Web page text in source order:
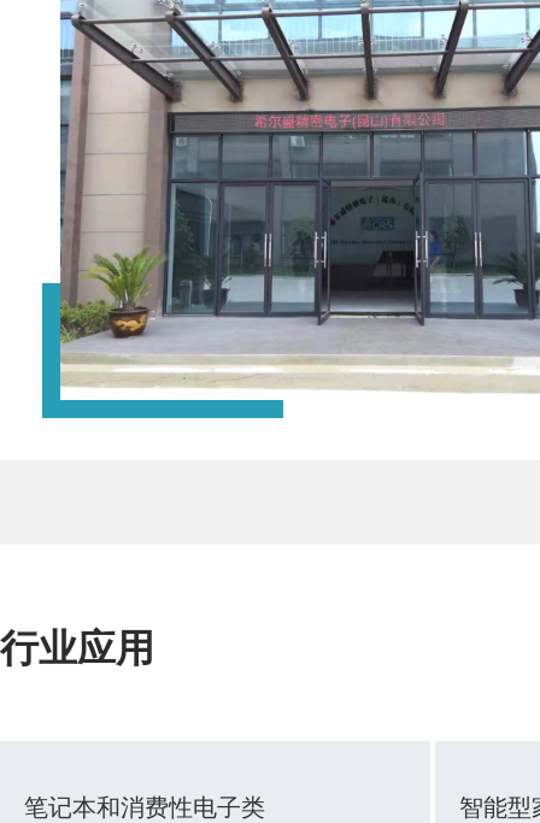
行业应用
笔记本和消费性电子类 智能型